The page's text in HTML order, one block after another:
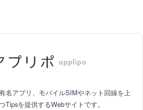
名アプリ、モバイルSIMやネット回線を上
を提供するWebサイトです。